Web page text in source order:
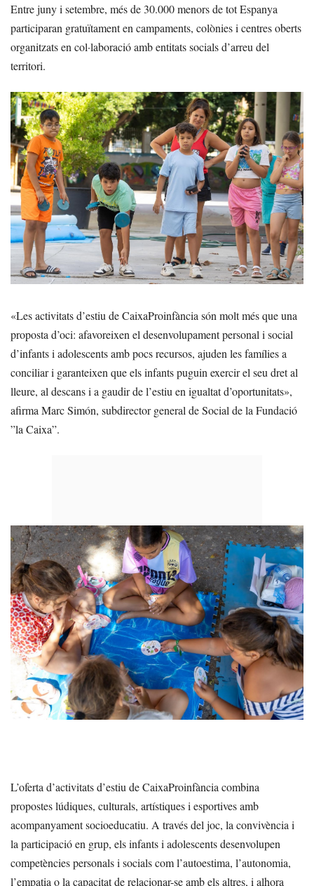
Entre juny i setembre, més de 30.000 menors de tot Espanya
participaran gratuïtament en campaments, colònies i centres oberts
organitzats en col·laboració amb entitats socials d’arreu del
territori.
«Les activitats d’estiu de CaixaProinfància són molt més que una
proposta d’oci: afavoreixen el desenvolupament personal i social
d’infants i adolescents amb pocs recursos, ajuden les famílies a
conciliar i garanteixen que els infants puguin exercir el seu dret al
lleure, al descans i a gaudir de l’estiu en igualtat d’oportunitats»,
afirma Marc Simón, subdirector general de Social de la Fundació
”la Caixa”.
L’oferta d’activitats d’estiu de CaixaProinfància combina
propostes lúdiques, culturals, artístiques i esportives amb
acompanyament socioeducatiu. A través del joc, la convivència i
la participació en grup, els infants i adolescents desenvolupen
competències personals i socials com l’autoestima, l’autonomia,
l’empatia o la capacitat de relacionar-se amb els altres, i alhora